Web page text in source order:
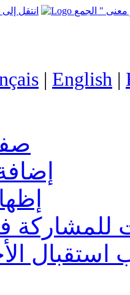
انتقل
| English |
للمشاركة